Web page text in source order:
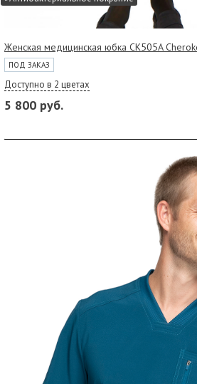
Женская медицинская юбка CK505A
ПОД ЗАКАЗ
Доступно в 2 цветах
5 800 руб.